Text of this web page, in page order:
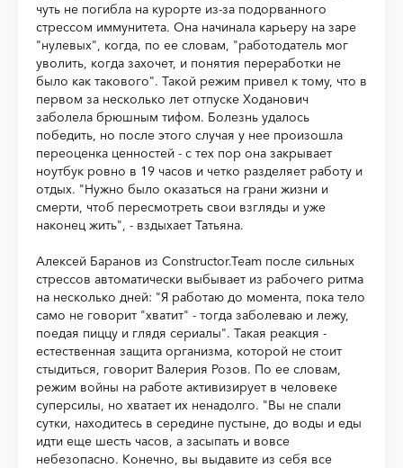
чуть не погибла на курорте из-за подорванного
стрессом иммунитета. Она начинала карьеру на заре
"нулевых", когда, по ее словам, "работодатель мог
уволить, когда захочет, и понятия переработки не
было как такового". Такой режим привел к тому, что в
первом за несколько лет отпуске Ходанович
заболела брюшным тифом. Болезнь удалось
победить, но после этого случая у нее произошла
переоценка ценностей - с тех пор она закрывает
ноутбук ровно в 19 часов и четко разделяет работу и
отдых. "Нужно было оказаться на грани жизни и
смерти, чтоб пересмотреть свои взгляды и уже
наконец жить", - вздыхает Татьяна.
Алексей Баранов из Constructor.Team после сильных
стрессов автоматически выбывает из рабочего ритма
на несколько дней: "Я работаю до момента, пока тело
само не говорит "хватит" - тогда заболеваю и лежу,
поедая пиццу и глядя сериалы". Такая реакция -
естественная защита организма, которой не стоит
стыдиться, говорит Валерия Розов. По ее словам,
режим войны на работе активизирует в человеке
суперсилы, но хватает их ненадолго. "Вы не спали
сутки, находитесь в середине пустыне, до воды и еды
идти еще шесть часов, а засыпать и вовсе
небезопасно. Конечно, вы выдавите из себя все